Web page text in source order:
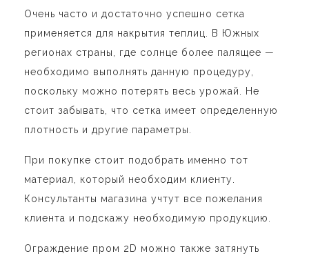
Очень часто и достаточно успешно сетка
применяется для накрытия теплиц. В Южных
регионах страны, где солнце более палящее —
необходимо выполнять данную процедуру,
поскольку можно потерять весь урожай. Не
стоит забывать, что сетка имеет определенную
плотность и другие параметры.
При покупке стоит подобрать именно тот
материал, который необходим клиенту.
Консультанты магазина учтут все пожелания
клиента и подскажу необходимую продукцию.
Ограждение пром 2D можно также затянуть